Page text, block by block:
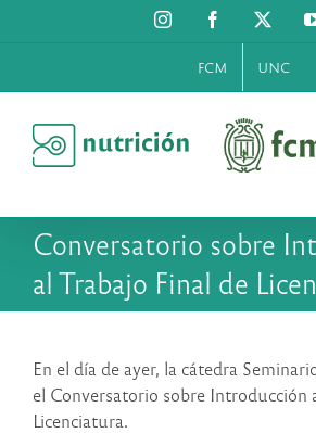
al
InstagramFacebook
FCM UNC
Conversatorio sobre
al Trabajo Final de
En el día de ayer, la cátedra
el Conversatorio sobre Introducción
Licenciatura.